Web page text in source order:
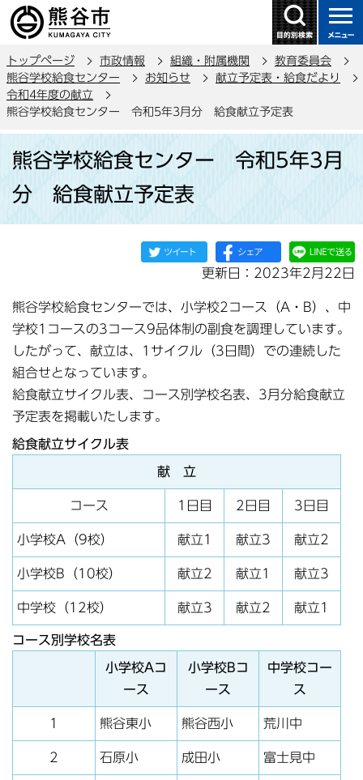
の
ー
ジ
の
先
トップページ 市政情報 組織・附属機関
教育委員会
熊谷学校給食センター
お知らせ
献立予定表・給食だより
令和4年度の献立
熊谷学校給食センター 令和5年3月分 給食献立予定表
か
熊谷学校給食センター 令和5年3月
分 給食献立予定表
更新日：2023年2月22日
熊谷学校給食センターでは、小学校2コース（A・B）、中
学校1コースの3コース9品体制の副食を調理しています。
したがって、献立は、1サイクル（3日間）での連続した
組合せとなっています。
給食献立サイクル表、コース別学校名表、3月分給食献立
予定表を掲載いたします。
給食献立サイクル表
献 立
コース 1日目 2日目 3日目
小学校A（9校） 献立1 献立3 献立2
小学校B（10校） 献立2 献立1 献立3
中学校（12校） 献立3 献立2 献立1
コース別学校名表
小学校Aコ
ース
小学校Bコ
ース
中学校コー
ス
1 熊谷東小 熊谷西小 荒川中
2 石原小 成田小 富士見中